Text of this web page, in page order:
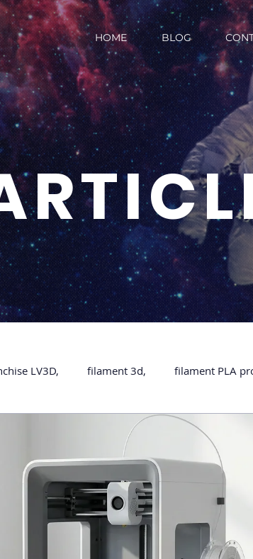
HOME BLOG
LV3D, filament 3d, filament PLA
imprimante 3D professionelle
impression 3D SCANNER 3D
Formation 3D en ligne.